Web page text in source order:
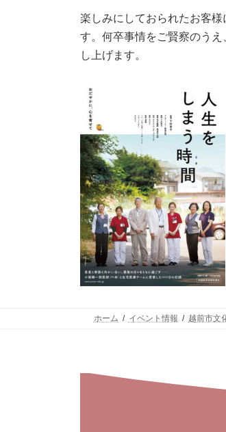
楽しみにしておられたお客
す。何卒事情をご賢察のう
し上げます。
ホーム イベント情報 越前市文